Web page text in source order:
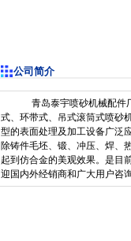
公司简介
青岛泰宇喷砂机械配件
式、环带式、吊式滚筒式喷砂
型的表面处理及加工设备广泛
除铸件毛坯、锻、冲压、焊、
起到仿合金的美观效果。是目
迎国内外经销商和广大用户咨